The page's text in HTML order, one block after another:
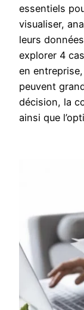
essentiels
visualiser,
leurs
explorer 4
en
peuvent
décision, la
ainsi que